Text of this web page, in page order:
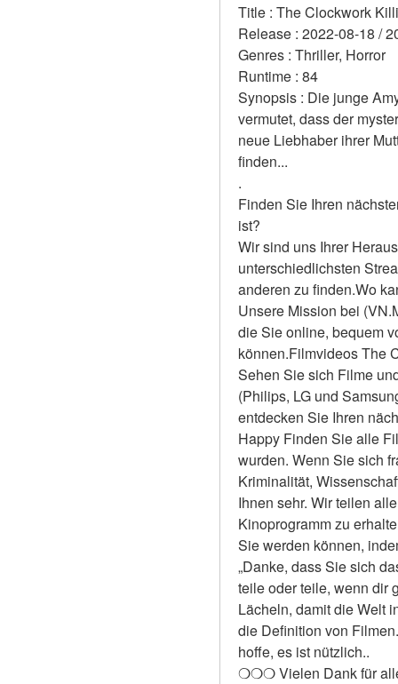
Title : The Clockwork
Release : 2022-08-18 /
Genres : Thriller, Horror
Runtime : 84
Synopsis : Die junge
vermutet, dass der
neue Liebhaber ihrer
finden...
.
Finden Sie Ihren
ist?
Wir sind uns Ihrer
unterschiedlichsten
anderen zu finden.Wo
Unsere Mission bei
die Sie online, bequem
können.Filmvideos The
Sehen Sie sich Filme
(Philips, LG und
entdecken Sie Ihren
Happy Finden Sie alle
wurden. Wenn Sie sich
Kriminalität,
Ihnen sehr. Wir teilen
Kinoprogramm zu
Sie werden können,
„Danke, dass Sie sich
teile oder teile, wenn dir
Lächeln, damit die Welt
die Definition von
hoffe, es ist nützlich..
❍❍❍ Vielen Dank für